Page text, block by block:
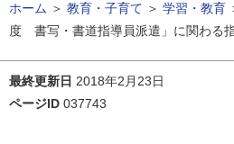
ホーム ＞ 教育・子育て ＞ 学習・教育
度 書写・書道指導員派遣」に関わる
最終更新日 2018年2月23日
ページID 037743